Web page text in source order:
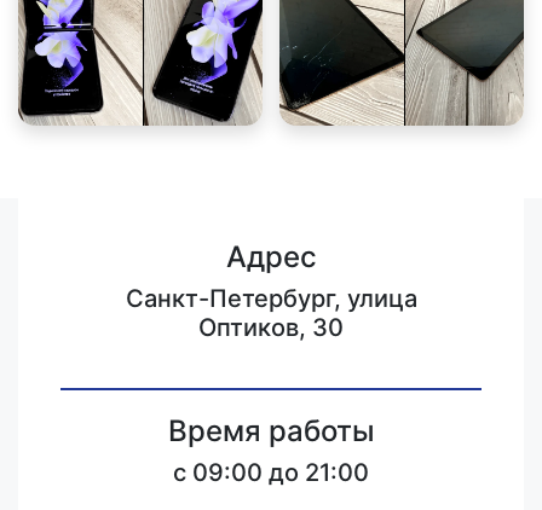
Адрес
Санкт-Петербург, улица
Оптиков, 30
Время работы
c 09:00 до 21:00